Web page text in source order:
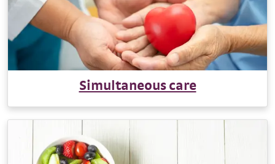
Simultaneous care